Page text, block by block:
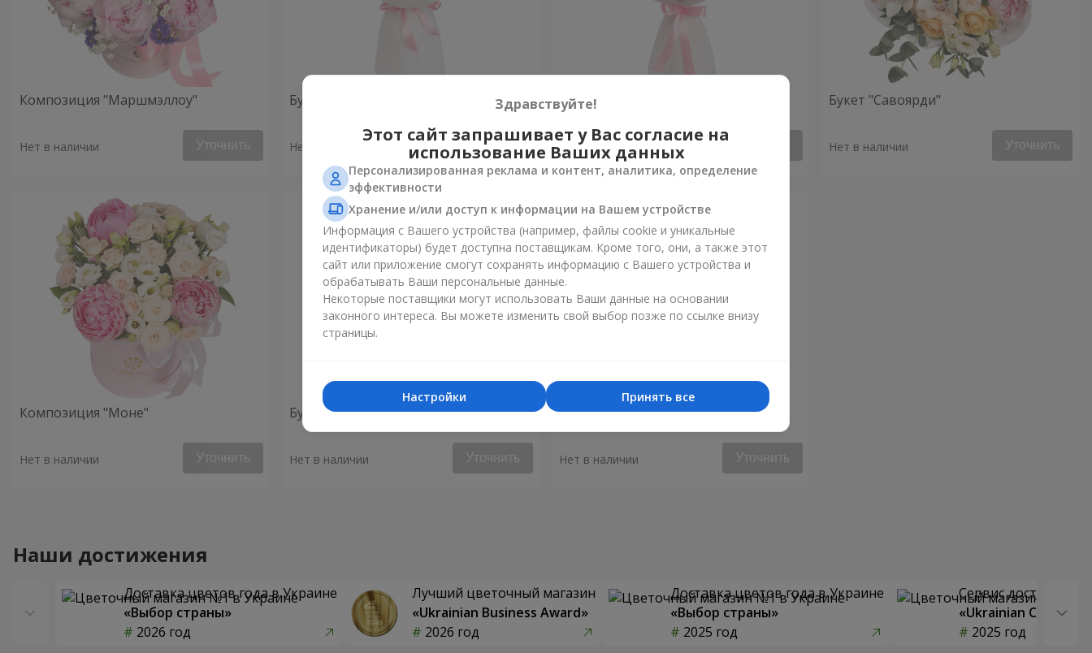
Композиция "Маршмэллоу"
Нет в наличии Уточнить
Букет "Утро в Спечли"
Нет в наличии Уточнить
Букет "Весна в Лояне"
Нет в наличии
Букет "Савоярди"
Нет в наличии Уточнить
Композиция "Моне"
Нет в наличии Уточнить
Букет "Услышь моё сердце"
Нет в наличии Уточнить
Букет "Аделия"
Нет в наличии Уточнить
Наши достижения
Доставка цветов года в Украине
«Выбор страны»
2026 год
Лучший цветочный магазин
«Ukrainian Business Award»
2026 год
Доставка цветов года в Украине
«Выбор страны»
2025 год
Сервис доставки
«Ukrainian Choice»
2025 год
Здравствуйте!
Этот сайт запрашивает у Вас согласие на
использование Ваших данных
Персонализированная реклама и контент, аналитика, определение
эффективности
Хранение и/или доступ к информации на Вашем устройстве
Информация с Вашего устройства (например, файлы cookie и уникальные
идентификаторы) будет доступна поставщикам. Кроме того, они, а также этот
сайт или приложение смогут сохранять информацию с Вашего устройства и
обрабатывать Ваши персональные данные.
Некоторые поставщики могут использовать Ваши данные на основании
законного интереса. Вы можете изменить свой выбор позже по ссылке внизу
страницы.
Принять все
Настройки